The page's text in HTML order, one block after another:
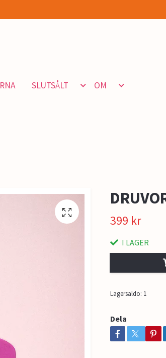
SLUTSÅLT OM
399 kr
I LAGER
Lagersaldo: 1
Dela